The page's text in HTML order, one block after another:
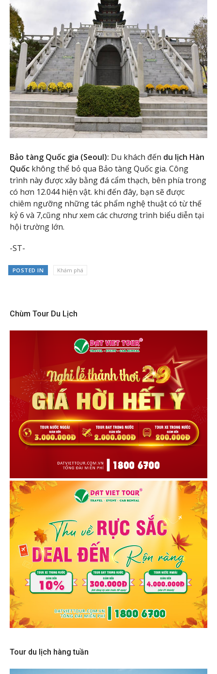
Bảo tàng Quốc gia (Seoul): Du khách đến du lịch Hàn
Quốc không thể bỏ qua Bảo tàng Quốc gia. Công
trình này được xây bằng đá cẩm thạch, bên phía trong
có hơn 12.044 hiện vật. khi đến đây, bạn sẽ được
chiêm ngưỡng những tác phẩm nghệ thuật có từ thế
kỷ 6 và 7,cũng như xem các chương trình biểu diễn tại
hội trường lớn.
-ST-
POSTED IN Khám phá
Chùm Tour Du Lịch
Tour du lịch hàng tuần